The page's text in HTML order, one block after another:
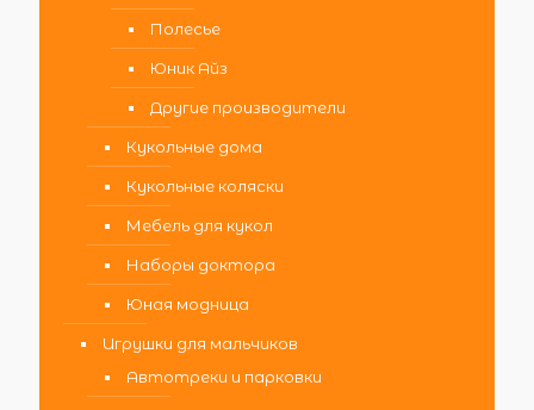
Полесье
Юник Айз
Другие производители
Кукольные дома
Кукольные коляски
Мебель для кукол
Наборы доктора
Юная модница
Игрушки для мальчиков
Автотреки и парковки